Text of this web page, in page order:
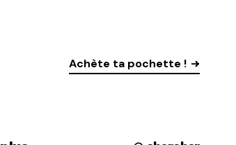
Achète ta pochette !